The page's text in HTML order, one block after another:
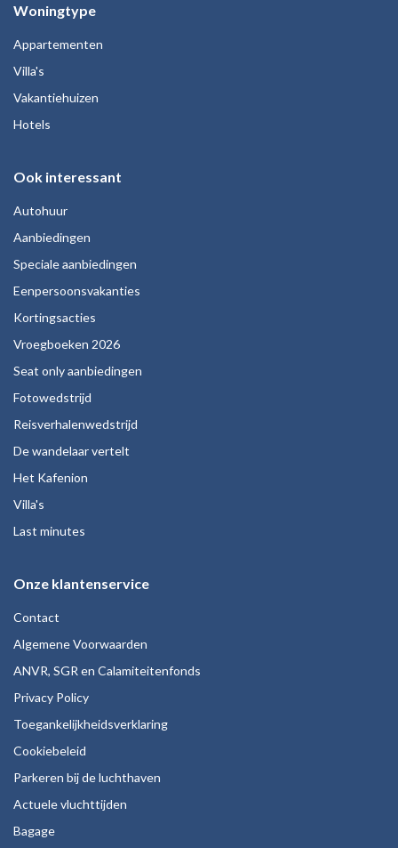
Woningtype
Appartementen
Villa's
Vakantiehuizen
Hotels
Ook interessant
Autohuur
Aanbiedingen
Speciale aanbiedingen
Eenpersoonsvakanties
Kortingsacties
Vroegboeken 2026
Seat only aanbiedingen
Fotowedstrijd
Reisverhalenwedstrijd
De wandelaar vertelt
Het Kafenion
Villa's
Last minutes
Onze klantenservice
Contact
Algemene Voorwaarden
ANVR, SGR en Calamiteitenfonds
Privacy Policy
Toegankelijkheidsverklaring
Cookiebeleid
Parkeren bij de luchthaven
Actuele vluchttijden
Bagage